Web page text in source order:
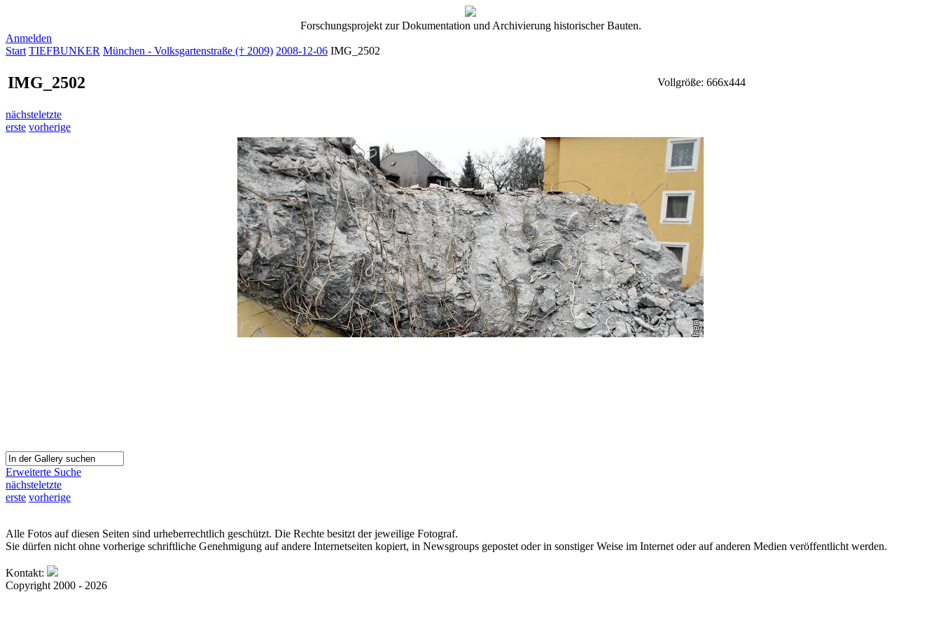
Forschungsprojekt zur Dokumentation und Archivierung historischer Bauten.
Anmelden
Start TIEFBUNKER München - Volksgartenstraße († 2009) 2008-12-06 IMG_2502
IMG_2502 Vollgröße: 666x444
nächsteletzte
erste vorherige
Erweiterte Suche
nächsteletzte
erste vorherige
Alle Fotos auf diesen Seiten sind urheberrechtlich geschützt. Die Rechte besitzt der jeweilige Fotograf.
Sie dürfen nicht ohne vorherige schriftliche Genehmigung auf andere Internetseiten kopiert, in Newsgroups gepostet oder in sonstiger Weise im Internet oder auf anderen Medien veröffentlicht werden.
Kontakt:
Copyright 2000 - 2026